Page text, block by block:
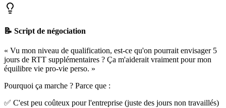
📝 Script de négociation
« Vu mon niveau de qualification, est-ce qu'on pourrait envisager 5
jours de RTT supplémentaires ? Ça m'aiderait vraiment pour mon
équilibre vie pro-vie perso. »
Pourquoi ça marche ? Parce que :
✅ C'est peu coûteux pour l'entreprise (juste des jours non travaillés)